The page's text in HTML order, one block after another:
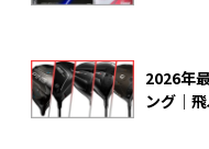
2026年
ング｜